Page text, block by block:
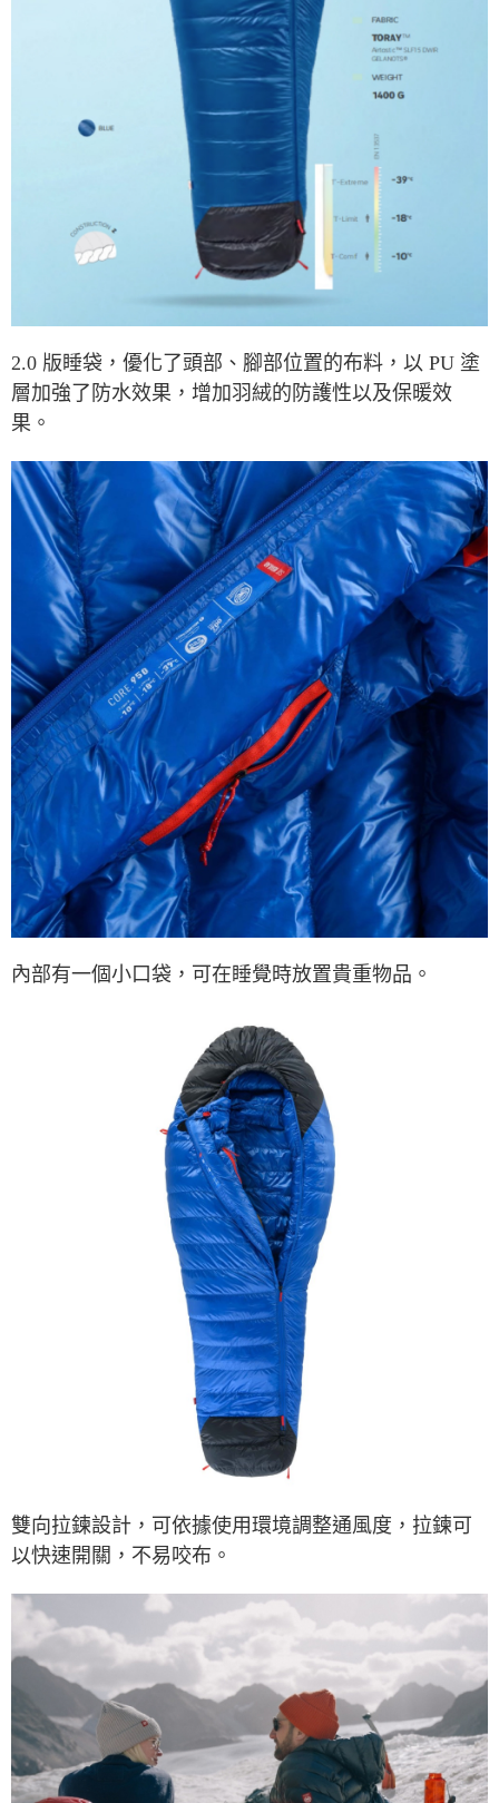
2.0 版睡袋，優化了頭部、腳部位置的布料，以 PU 塗
層加強了防水效果，增加羽絨的防護性以及保暖效
果。
內部有一個小口袋，可在睡覺時放置貴重物品。
雙向拉鍊設計，可依據使用環境調整通風度，拉鍊可
以快速開關，不易咬布。